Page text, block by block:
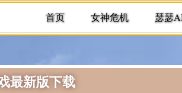
首页 女神危机 瑟瑟
最新版下载